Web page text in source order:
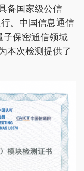
备国家级公信
。中国信息通信
子保密通信领域
本次检测提供了